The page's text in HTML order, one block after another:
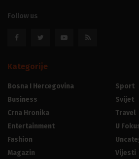
Follow us
Kategorije
Bosna I Hercegovina
Business
Crna Hronika
Entertainment
Fashion
Magazin
Sport
Svijet
Travel
U
Vijesti